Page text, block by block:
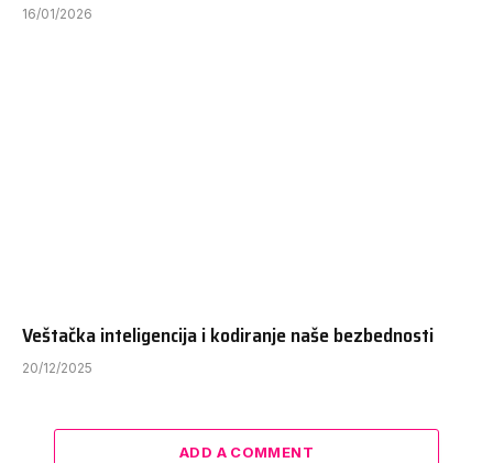
16/01/2026
Veštačka inteligencija i kodiranje naše bezbednosti
20/12/2025
ADD A COMMENT